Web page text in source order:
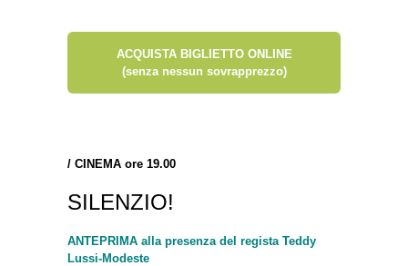
ACQUISTA BIGLIETTO ONLINE
(senza nessun sovrapprezzo)
/ CINEMA ore 19.00
SILENZIO!
ANTEPRIMA alla presenza del regista Teddy
Lussi-Modeste